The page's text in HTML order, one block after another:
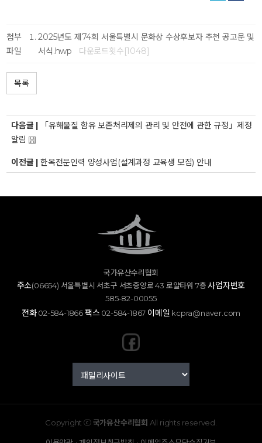
첨부
파일
2025년도 제74회 서울특별시 문화상 수상후보자 추천 공고문 및
서식.hwp
다운로드횟수[1048]
목록
다음글 |
「유해물질 함유 보존처리제의 관리 및 안전에 관한 규정」제정
알림
이전글 |한옥전문인력 양성사업(설계과정 교육생 모집) 안내
국가유산수리협회
주소(06654) 서울특별시 서초구 서초중앙로 43 로얄타워 7층사업자번호
585-82-00055
전화 02-584-1866팩스02-584-1867 이메일 kcpra@naver.com
Copyright ⓒ국가유산수리협회 All rights reserved.